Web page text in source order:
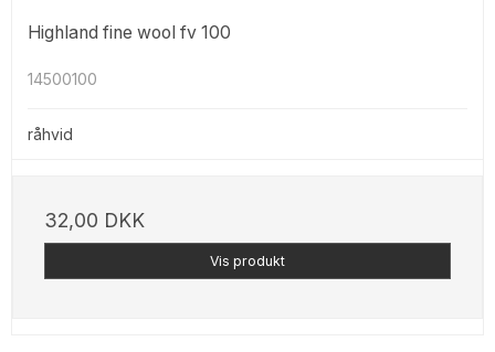
Highland fine wool fv 100
14500100
råhvid
32,00 DKK
Vis produkt